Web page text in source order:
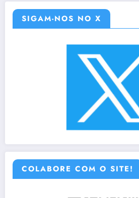
SIGAM-NOS NO X
COLABORE COM O SITE!